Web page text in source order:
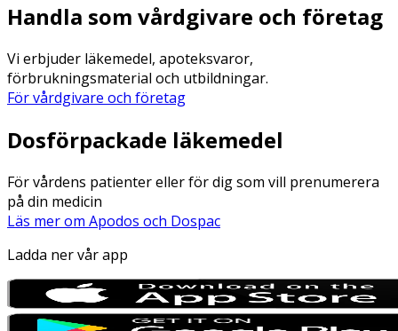
Handla som vårdgivare och företag
Vi erbjuder läkemedel, apoteksvaror,
förbrukningsmaterial och utbildningar.
För vårdgivare och företag
Dosförpackade läkemedel
För vårdens patienter eller för dig som vill prenumerera
på din medicin
Läs mer om Apodos och Dospac
Ladda ner vår app